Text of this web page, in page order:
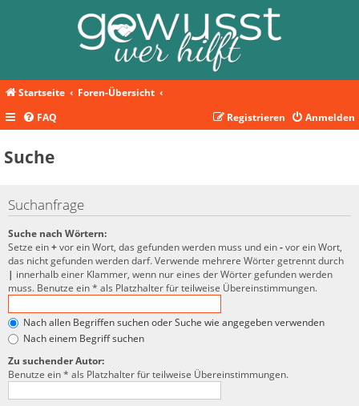
Startseite
Foren-Übersicht
FAQ
Anmelden
Registrieren
Suche
Suchanfrage
Suche nach Wörtern:
Setze ein+vor ein Wort, das gefunden werden muss und ein-vor ein Wort,
das nicht gefunden werden darf. Verwende mehrere Wörter getrennt durch
| innerhalb einer Klammer, wenn nur eines der Wörter gefunden werden
muss. Benutze ein * als Platzhalter für teilweise Übereinstimmungen.
Nach allen Begriffen suchen oder Suche wie angegeben verwenden
Nach einem Begriff suchen
Zu suchender Autor:
Benutze ein * als Platzhalter für teilweise Übereinstimmungen.